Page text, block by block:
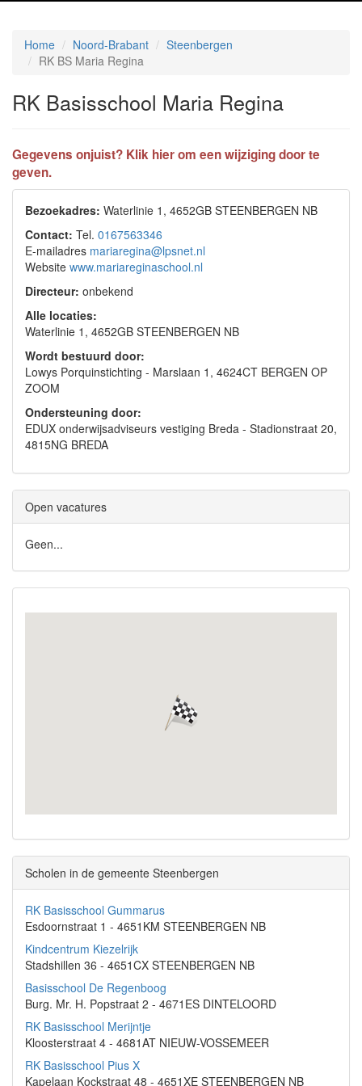
Home Noord-Brabant
Steenbergen
RK BS Maria Regina
RK Basisschool Maria Regina
Gegevens onjuist? Klik hier om een wijziging door te
geven.
Bezoekadres: Waterlinie 1, 4652GB STEENBERGEN NB
Contact: Tel. 0167563346
E-mailadres mariaregina@lpsnet.nl
Website www.mariareginaschool.nl
Directeur: onbekend
Alle locaties:
Waterlinie 1, 4652GB STEENBERGEN NB
Wordt bestuurd door:
Lowys Porquinstichting - Marslaan 1, 4624CT BERGEN OP
ZOOM
Ondersteuning door:
EDUX onderwijsadviseurs vestiging Breda - Stadionstraat 20,
4815NG BREDA
Open vacatures
Geen...
Scholen in de gemeente Steenbergen
RK Basisschool Gummarus
Esdoornstraat 1 - 4651KM STEENBERGEN NB
Kindcentrum Kiezelrijk
Stadshillen 36 - 4651CX STEENBERGEN NB
Basisschool De Regenboog
Burg. Mr. H. Popstraat 2 - 4671ES DINTELOORD
RK Basisschool Merijntje
Kloosterstraat 4 - 4681AT NIEUW-VOSSEMEER
RK Basisschool Pius X
Kapelaan Kockstraat 48 - 4651XE STEENBERGEN NB